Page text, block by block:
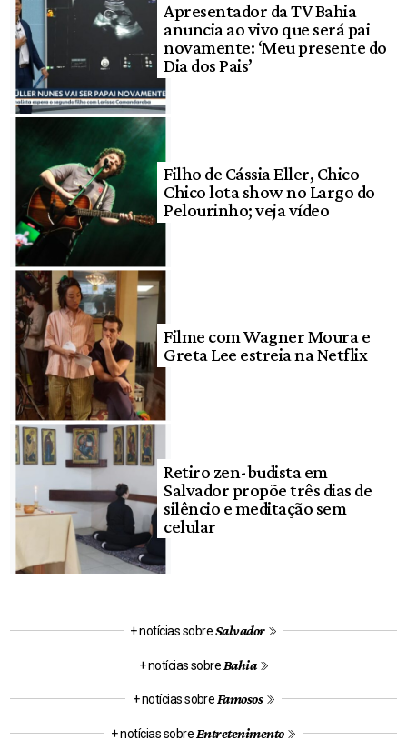
Apresentador da TV Bahia
anuncia ao vivo que será pai
novamente: ‘Meu presente do
Dia dos Pais’
Filho de Cássia Eller, Chico
Chico lota show no Largo do
Pelourinho; veja vídeo
Filme com Wagner Moura e
Greta Lee estreia na Netflix
Retiro zen-budista em
Salvador propõe três dias de
silêncio e meditação sem
celular
+ notícias sobreSalvador
+ notícias sobre Bahia
+ notícias sobre Famosos
+ notícias sobre Entretenimento